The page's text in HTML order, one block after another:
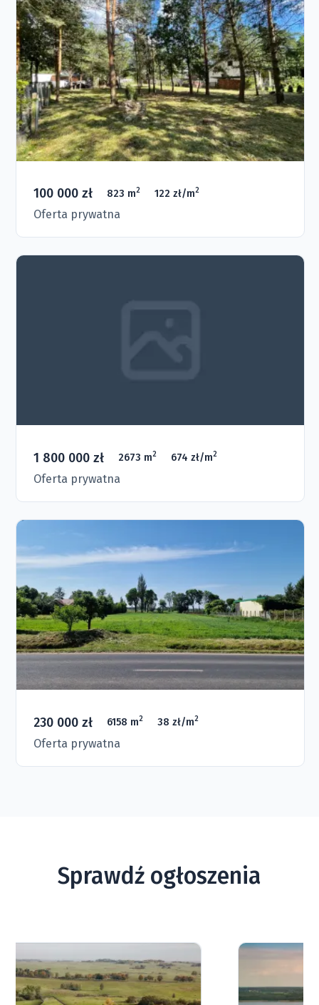
100 000 zł 823 m2 122 zł/m2
Oferta prywatna
1 800 000 zł 2673 m2 674 zł/m2
Oferta prywatna
230 000 zł 6158 m2 38 zł/m2
Oferta prywatna
Sprawdź ogłoszenia